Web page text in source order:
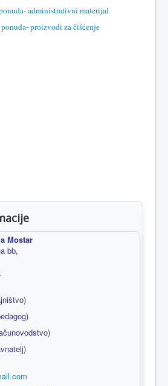
administrativni materijal
proizvodi za čišćenje
Mostar
bb,